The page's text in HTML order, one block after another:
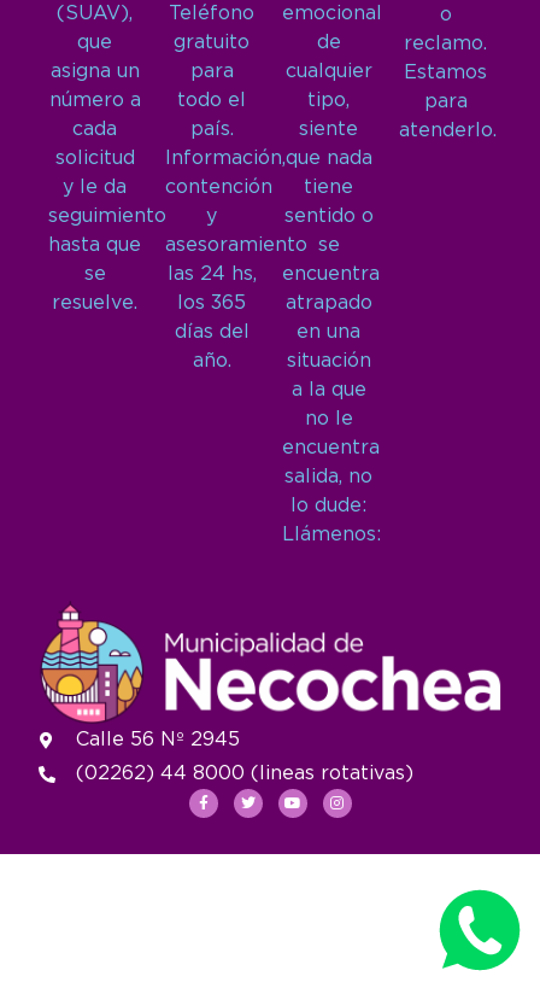
(SUAV),
que
asigna un
número a
cada
solicitud
y le da
seguimiento
hasta que
se
resuelve.
Teléfono
gratuito
para
todo el
país.
Información,
contención
y
asesoramiento
las 24 hs,
los 365
días del
año.
emocional
de
cualquier
tipo,
siente
que nada
tiene
sentido o
se
encuentra
atrapado
en una
situación
a la que
no le
encuentra
salida, no
lo dude:
Llámenos:
o
reclamo.
Estamos
para
atenderlo.
Calle 56 Nº 2945
(02262) 44 8000 (lineas rotativas)